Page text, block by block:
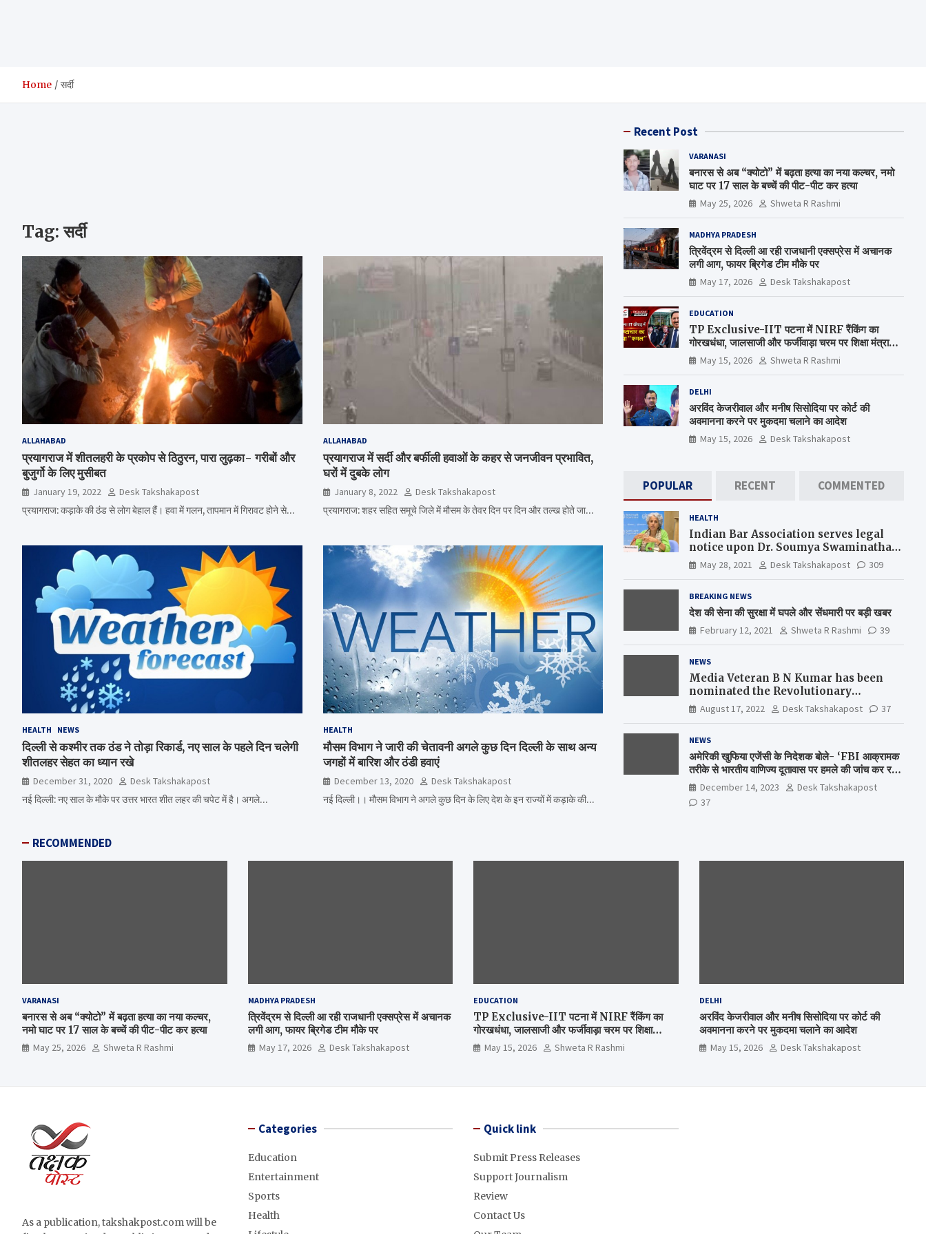
Home सर्दी
Tag:सर्दी
ALLAHABAD
प्रयागराज में शीतलहरी के प्रकोप से ठिठुरन, पारा लुढ़का- गरीबों और
बुजुर्गो के लिए मुसीबत
January 19, 2022
Desk Takshakapost
प्रयागराज: कड़ाके की ठंड से लोग बेहाल हैं। हवा में गलन, तापमान में गिरावट होने से…
ALLAHABAD
प्रयागराज में सर्दी और बर्फीली हवाओं के कहर से जनजीवन प्रभावित,
घरों में दुबके लोग
January 8, 2022
Desk Takshakapost
प्रयागराज: शहर सहित समूचे जिले में मौसम के तेवर दिन पर दिन और तल्ख होते जा…
HEALTH NEWS
दिल्ली से कश्मीर तक ठंड ने तोड़ा रिकार्ड, नए साल के पहले दिन चलेगी
शीतलहर सेहत का ध्यान रखे
December 31, 2020
Desk Takshakapost
नई दिल्ली: नए साल के मौके पर उत्तर भारत शीत लहर की चपेट में है। अगले…
HEALTH
मौसम विभाग ने जारी की चेतावनी अगले कुछ दिन दिल्ली के साथ अन्य
जगहों में बारिश और ठंडी हवाएं
December 13, 2020
Desk Takshakapost
नई दिल्ली।। मौसम विभाग ने अगले कुछ दिन के लिए देश के इन राज्यों में कड़ाके की…
Recent Post
VARANASI
बनारस से अब “क्योटो” में बढ़ता हत्या का नया कल्चर, नमो
घाट पर 17 साल के बच्चें की पीट-पीट कर हत्या
May 25, 2026 Shweta R Rashmi
MADHYA PRADESH
त्रिवेंद्रम से दिल्ली आ रही राजधानी एक्सप्रेस में अचानक
लगी आग, फायर ब्रिगेड टीम मौके पर
May 17, 2026 Desk Takshakapost
EDUCATION
TP Exclusive-IIT पटना में NIRF रैंकिंग का
गोरखधंधा, जालसाजी और फर्जीवाड़ा चरम पर शिक्षा मंत्रालय
कब जागेगा ?
May 15, 2026 Shweta R Rashmi
DELHI
अरविंद केजरीवाल और मनीष सिसोदिया पर कोर्ट की
अवमानना करने पर मुकदमा चलाने का आदेश
May 15, 2026 Desk Takshakapost
POPULAR RECENT COMMENTED
HEALTH
Indian Bar Association serves legal
notice upon Dr. Soumya Swaminathan,
the Chief Scientist, WHO
May 28, 2021 Desk Takshakapost 309
BREAKING NEWS
देश की सेना की सुरक्षा में घपले और सेंधमारी पर बड़ी खबर
February 12, 2021 Shweta R Rashmi 39
NEWS
Media Veteran B N Kumar has been
nominated the Revolutionary
Comrade Shiv Varma Media Award
2022-23
August 17, 2022 Desk Takshakapost 37
NEWS
अमेरिकी खुफिया एजेंसी के निदेशक बोले- ‘FBI आक्रामक
तरीके से भारतीय वाणिज्य दूतावास पर हमले की जांच कर रही
है’ December 14, 2023
Desk Takshakapost
37
RECOMMENDED
VARANASI
बनारस से अब “क्योटो” में बढ़ता हत्या का नया कल्चर,
नमो घाट पर 17 साल के बच्चें की पीट-पीट कर हत्या
May 25, 2026 Shweta R Rashmi
MADHYA PRADESH
त्रिवेंद्रम से दिल्ली आ रही राजधानी एक्सप्रेस में अचानक
लगी आग, फायर ब्रिगेड टीम मौके पर
May 17, 2026 Desk Takshakapost
EDUCATION
TP Exclusive-IIT पटना में NIRF रैंकिंग का
गोरखधंधा, जालसाजी और फर्जीवाड़ा चरम पर शिक्षा
मंत्रालय कब जागेगा ?
May 15, 2026 Shweta R Rashmi
DELHI
अरविंद केजरीवाल और मनीष सिसोदिया पर कोर्ट की
अवमानना करने पर मुकदमा चलाने का आदेश
May 15, 2026 Desk Takshakapost
As a publication, takshakpost.com will be
Categories
Education
Entertainment
Sports
Health
Quick link
Submit Press Releases
Support Journalism
Review
Contact Us